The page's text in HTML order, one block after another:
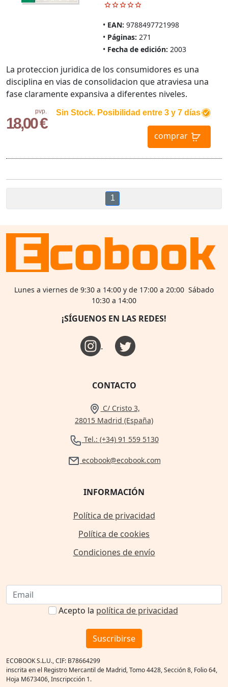
EAN: 9788497721998
Páginas: 271
Fecha de edición: 2003
pvp.
18,00 €
Sin Stock. Posibilidad entre 3 y 7 días
comprar
La proteccion juridica de los consumidores es una
disciplina en vias de consolidacion que atraviesa una
fase claramente expansiva a diferentes niveles.
1
Lunes a viernes de 9:30 a 14:00 y de 17:00 a 20:00 Sábado
10:30 a 14:00
¡SÍGUENOS EN LAS REDES!
CONTACTO
C/ Cristo 3,
28015 Madrid (España)
Tel.: (+34) 91 559 5130
ecobook@ecobook.com
INFORMACIÓN
Política de privacidad
Política de cookies
Condiciones de envío
Acepto la política de privacidad
Suscribirse
ECOBOOK S.L.U., CIF: B78664299
inscrita en el Registro Mercantil de Madrid, Tomo 4428, Sección 8, Folio 64,
Hoja M673406, Inscripcción 1.